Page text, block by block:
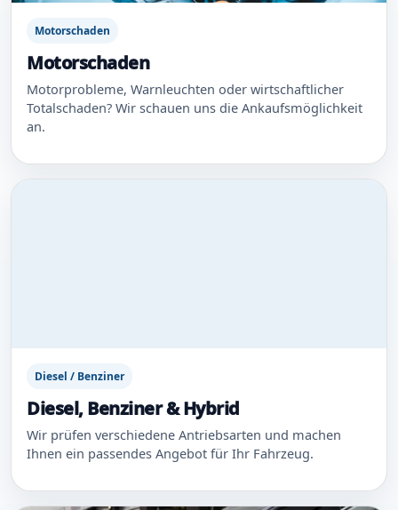
Motorschaden
Motorschaden
Motorprobleme, Warnleuchten oder wirtschaftlicher
Totalschaden? Wir schauen uns die Ankaufsmöglichkeit
an.
Diesel / Benziner
Diesel, Benziner & Hybrid
Wir prüfen verschiedene Antriebsarten und machen
Ihnen ein passendes Angebot für Ihr Fahrzeug.